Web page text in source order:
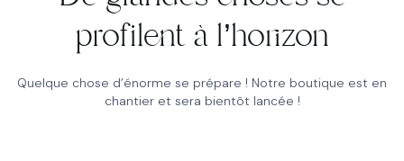
profilent à l’horizon
Quelque chose d’énorme se prépare ! Notre boutique est en
chantier et sera bientôt lancée !